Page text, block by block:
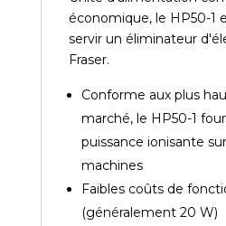
économique, le HP50-1
servir un éliminateur
Fraser.
Conforme aux plus
marché, le HP50-1
puissance ionisante
machines
Faibles coûts de
(généralement 20 W)